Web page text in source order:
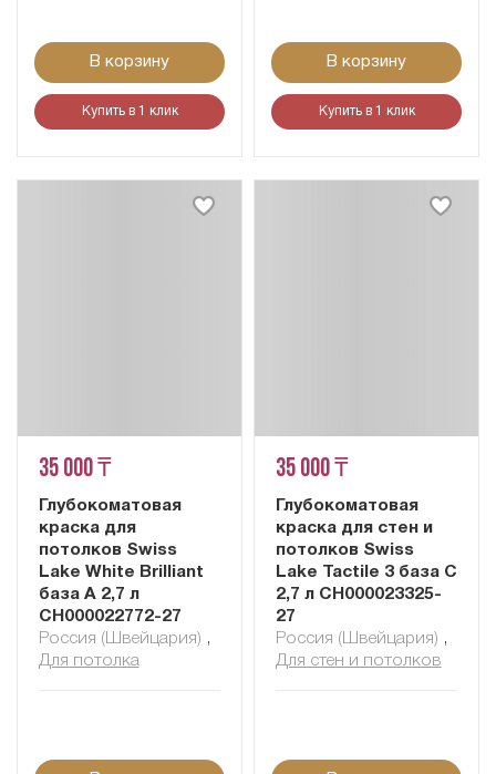
В корзину
Купить в 1 клик
В корзину
Купить в 1 клик
35 000 ₸
Глубокоматовая
краска для
потолков Swiss
Lake White Brilliant
база А 2,7 л
СН000022772-27
Россия (Швейцария) ,
Для потолка
35 000 ₸
Глубокоматовая
краска для стен и
потолков Swiss
Lake Tactile 3 база С
2,7 л СН000023325-
27
Россия (Швейцария) ,
Для стен и потолков